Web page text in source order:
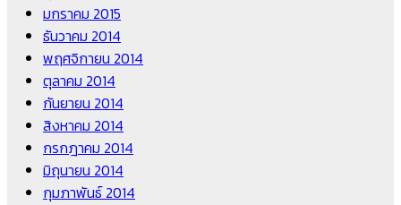
มกราคม 2015
ธันวาคม 2014
พฤศจิกายน 2014
ตุลาคม 2014
กันยายน 2014
สิงหาคม 2014
กรกฎาคม 2014
มิถุนายน 2014
กุมภาพันธ์ 2014